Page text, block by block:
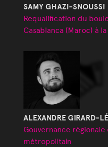
SAMY GHAZI-SNOUSSI
Requalification du
Casablanca (Maroc) à
ALEXANDRE GIRARD-
Gouvernance
métropolitain